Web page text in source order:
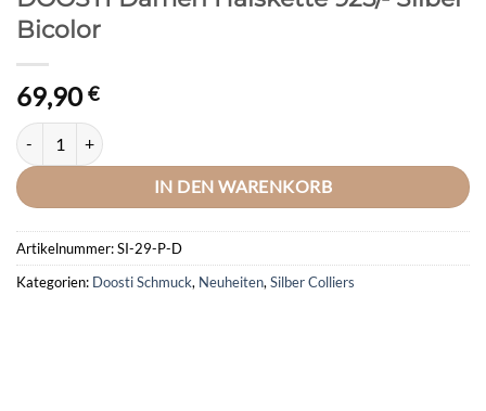
Bicolor
69,90€
DOOSTI Damen Halskette 925/- Silber Bicolor Menge
IN DEN WARENKORB
Artikelnummer:SI-29-P-D
Kategorien: Doosti Schmuck, Neuheiten, Silber Colliers